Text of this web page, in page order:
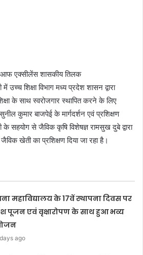
आफ एक्सीलेंस शासकीय तिलक
में उच्च शिक्षा विभाग मध्य प्रदेश शासन द्वारा
के साथ स्वरोजगार स्थापित करने के लिए
सुनील कुमार बाजपेई के मार्गदर्शन एवं प्रशिक्षण
के सहयोग से जैविक कृषि विशेषज्ञ रामसुख दुबे द्वारा
जैविक खेती का प्रशिक्षण दिया जा रहा है।
महाविद्यालय के 17वें स्थापना दिवस पर
पूजन एवं वृक्षारोपण के साथ हुआ भव्य
ago